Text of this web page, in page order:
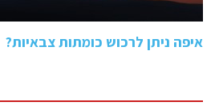
איפה ניתן לרכוש כומתות צבאיות?